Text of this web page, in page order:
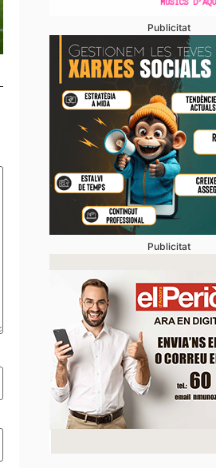
La pèrdua de presència del
més les queixes de residents
Publicitat
Publicitat